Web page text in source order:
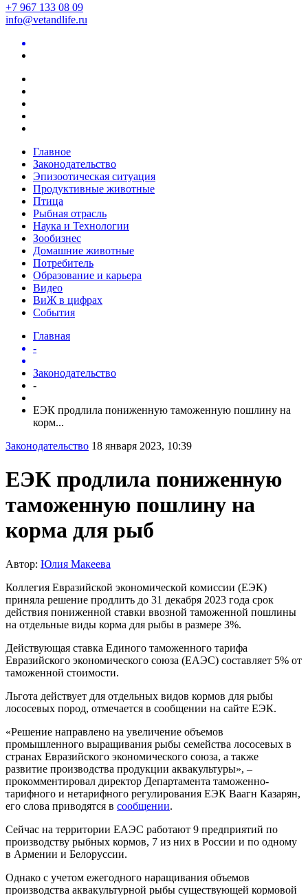
+7 967 133 08 09
info@vetandlife.ru
Главное
Законодательство
Эпизоотическая ситуация
Продуктивные животные
Птица
Рыбная отрасль
Наука и Технологии
Зообизнес
Домашние животные
Потребитель
Образование и карьера
Видео
ВиЖ в цифрах
События
Главная
-
Законодательство
-
ЕЭК продлила пониженную таможенную пошлину на
корм...
Законодательство 18 января 2023, 10:39
ЕЭК продлила пониженную
таможенную пошлину на
корма для рыб
Автор: Юлия Макеева
Коллегия Евразийской экономической комиссии (ЕЭК)
приняла решение продлить до 31 декабря 2023 года срок
действия пониженной ставки ввозной таможенной пошлины
на отдельные виды корма для рыбы в размере 3%.
Действующая ставка Единого таможенного тарифа
Евразийского экономического союза (ЕАЭС) составляет 5% от
таможенной стоимости.
Льгота действует для отдельных видов кормов для рыбы
лососевых пород, отмечается в сообщении на сайте ЕЭК.
«Решение направлено на увеличение объемов
промышленного выращивания рыбы семейства лососевых в
странах Евразийского экономического союза, а также
развитие производства продукции аквакультуры», –
прокомментировал директор Департамента таможенно-
тарифного и нетарифного регулирования ЕЭК Ваагн Казарян,
его слова приводятся в сообщении.
Сейчас на территории ЕАЭС работают 9 предприятий по
производству рыбных кормов, 7 из них в России и по одному
в Армении и Белоруссии.
Однако с учетом ежегодного наращивания объемов
производства аквакультурной рыбы существующей кормовой